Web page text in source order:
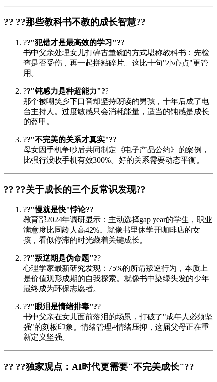
?? ??那些教科书不教的成长智慧??
??"犯错才是最高效的学习"??
书中父亲处理女儿打碎古董碗的方式堪称教科书：先检
查是否受伤，再一起拼粘碎片。这比十句"小心点"更管
用。
??"钝感力是种超能力"??
那个被嘲笑乡下口音却坚持朗读的男孩，十年后成了电
台主持人。过度敏感只会消耗能量，适当的钝感是成长
的盔甲。
??"不完美的关系才真实"??
母女因手机争吵后共同制定《电子产品公约》的案例，
比强行没收手机有效300%。好的关系需要动态平衡。
?? ??关于成长的三个反常识发现??
??"慢就是快"悖论??
教育部2024年调研显示：主动选择gap year的学生，职业
满意度比同龄人高42%。就像书里休学开咖啡店的女
孩，看似停滞的时光藏着关键成长。
??"叛逆期是伪命题"??
心理学家最新研究发现：75%的所谓叛逆行为，本质上
是价值观形成期的自我探索。就像书中染绿头发的少年
最终成为环保志愿者。
??"眼泪是情绪排毒"??
书中父亲在女儿面前落泪的场景，打破了"成年人必须坚
强"的刻板印象。情绪管理≠情绪压抑，这届父母正在重
新定义坚强。
?? ??独家观点：AI时代更需要"不完美成长"??